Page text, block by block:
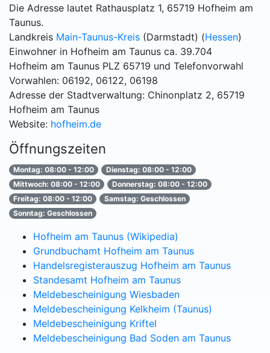
Die Adresse lautet Rathausplatz 1, 65719 Hofheim am
Taunus.
Landkreis Main-Taunus-Kreis (Darmstadt) (Hessen)
Einwohner in Hofheim am Taunus ca. 39.704
Hofheim am Taunus PLZ 65719 und Telefonvorwahl
Vorwahlen: 06192, 06122, 06198
Adresse der Stadtverwaltung: Chinonplatz 2, 65719
Hofheim am Taunus
Website: hofheim.de
Öffnungszeiten
Montag: 08:00 - 12:00
Dienstag: 08:00 - 12:00
Mittwoch: 08:00 - 12:00
Donnerstag: 08:00 - 12:00
Freitag: 08:00 - 12:00
Samstag: Geschlossen
Sonntag: Geschlossen
Hofheim am Taunus (Wikipedia)
Grundbuchamt Hofheim am Taunus
Handelsregisterauszug Hofheim am Taunus
Standesamt Hofheim am Taunus
Meldebescheinigung Wiesbaden
Meldebescheinigung Kelkheim (Taunus)
Meldebescheinigung Kriftel
Meldebescheinigung Bad Soden am Taunus